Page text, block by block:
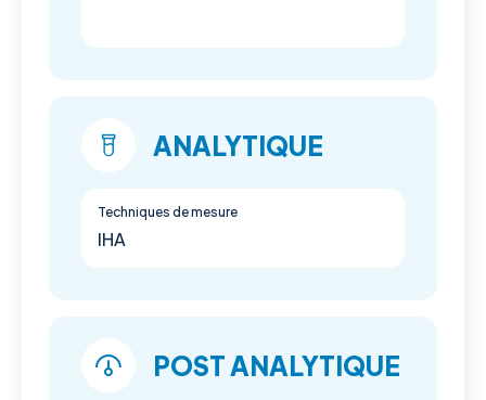
ANALYTIQUE
Techniques de mesure
IHA
POST ANALYTIQUE